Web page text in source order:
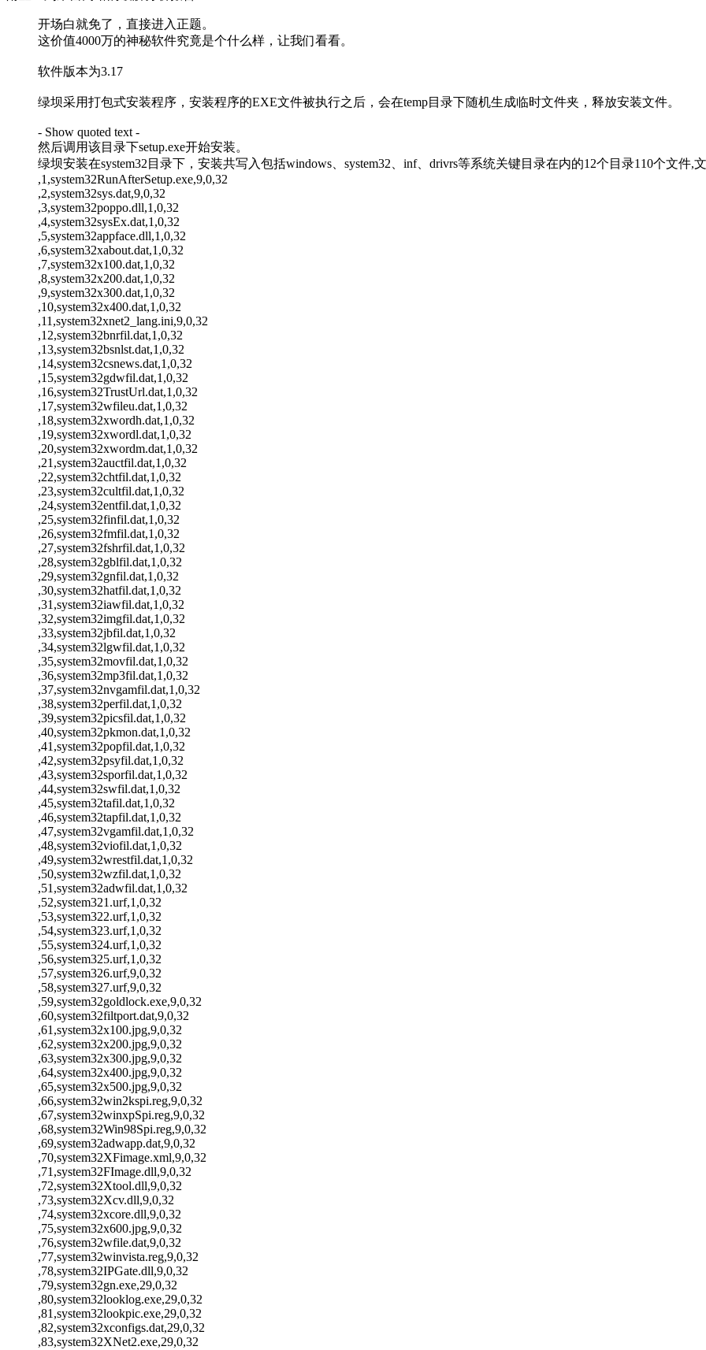
开场白就免了，直接进入正题。
这价值4000万的神秘软件究竟是个什么样，让我们看看。
软件版本为3.17
绿坝采用打包式安装程序，安装程序的EXE文件被执行之后，会在temp目录下随机生成临时文件夹，释放安装文件。
- Show quoted text -
然后调用该目录下setup.exe开始安装。
绿坝安装在system32目录下，安装共写入包括windows、system32、inf、drivrs等系统关键目录在内的12个目录110个文件,
,1,system32RunAfterSetup.exe,9,0,32
,2,system32sys.dat,9,0,32
,3,system32poppo.dll,1,0,32
,4,system32sysEx.dat,1,0,32
,5,system32appface.dll,1,0,32
,6,system32xabout.dat,1,0,32
,7,system32x100.dat,1,0,32
,8,system32x200.dat,1,0,32
,9,system32x300.dat,1,0,32
,10,system32x400.dat,1,0,32
,11,system32xnet2_lang.ini,9,0,32
,12,system32bnrfil.dat,1,0,32
,13,system32bsnlst.dat,1,0,32
,14,system32csnews.dat,1,0,32
,15,system32gdwfil.dat,1,0,32
,16,system32TrustUrl.dat,1,0,32
,17,system32wfileu.dat,1,0,32
,18,system32xwordh.dat,1,0,32
,19,system32xwordl.dat,1,0,32
,20,system32xwordm.dat,1,0,32
,21,system32auctfil.dat,1,0,32
,22,system32chtfil.dat,1,0,32
,23,system32cultfil.dat,1,0,32
,24,system32entfil.dat,1,0,32
,25,system32finfil.dat,1,0,32
,26,system32fmfil.dat,1,0,32
,27,system32fshrfil.dat,1,0,32
,28,system32gblfil.dat,1,0,32
,29,system32gnfil.dat,1,0,32
,30,system32hatfil.dat,1,0,32
,31,system32iawfil.dat,1,0,32
,32,system32imgfil.dat,1,0,32
,33,system32jbfil.dat,1,0,32
,34,system32lgwfil.dat,1,0,32
,35,system32movfil.dat,1,0,32
,36,system32mp3fil.dat,1,0,32
,37,system32nvgamfil.dat,1,0,32
,38,system32perfil.dat,1,0,32
,39,system32picsfil.dat,1,0,32
,40,system32pkmon.dat,1,0,32
,41,system32popfil.dat,1,0,32
,42,system32psyfil.dat,1,0,32
,43,system32sporfil.dat,1,0,32
,44,system32swfil.dat,1,0,32
,45,system32tafil.dat,1,0,32
,46,system32tapfil.dat,1,0,32
,47,system32vgamfil.dat,1,0,32
,48,system32viofil.dat,1,0,32
,49,system32wrestfil.dat,1,0,32
,50,system32wzfil.dat,1,0,32
,51,system32adwfil.dat,1,0,32
,52,system321.urf,1,0,32
,53,system322.urf,1,0,32
,54,system323.urf,1,0,32
,55,system324.urf,1,0,32
,56,system325.urf,1,0,32
,57,system326.urf,9,0,32
,58,system327.urf,9,0,32
,59,system32goldlock.exe,9,0,32
,60,system32filtport.dat,9,0,32
,61,system32x100.jpg,9,0,32
,62,system32x200.jpg,9,0,32
,63,system32x300.jpg,9,0,32
,64,system32x400.jpg,9,0,32
,65,system32x500.jpg,9,0,32
,66,system32win2kspi.reg,9,0,32
,67,system32winxpSpi.reg,9,0,32
,68,system32Win98Spi.reg,9,0,32
,69,system32adwapp.dat,9,0,32
,70,system32XFimage.xml,9,0,32
,71,system32FImage.dll,9,0,32
,72,system32Xtool.dll,9,0,32
,73,system32Xcv.dll,9,0,32
,74,system32xcore.dll,9,0,32
,75,system32x600.jpg,9,0,32
,76,system32wfile.dat,9,0,32
,77,system32winvista.reg,9,0,32
,78,system32IPGate.dll,9,0,32
,79,system32gn.exe,29,0,32
,80,system32looklog.exe,29,0,32
,81,system32lookpic.exe,29,0,32
,82,system32xconfigs.dat,29,0,32
,83,system32XNet2.exe,29,0,32